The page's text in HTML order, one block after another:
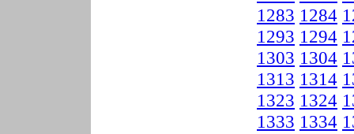
1283 1284
1293 1294
1303 1304
1313 1314
1323 1324
1333 1334